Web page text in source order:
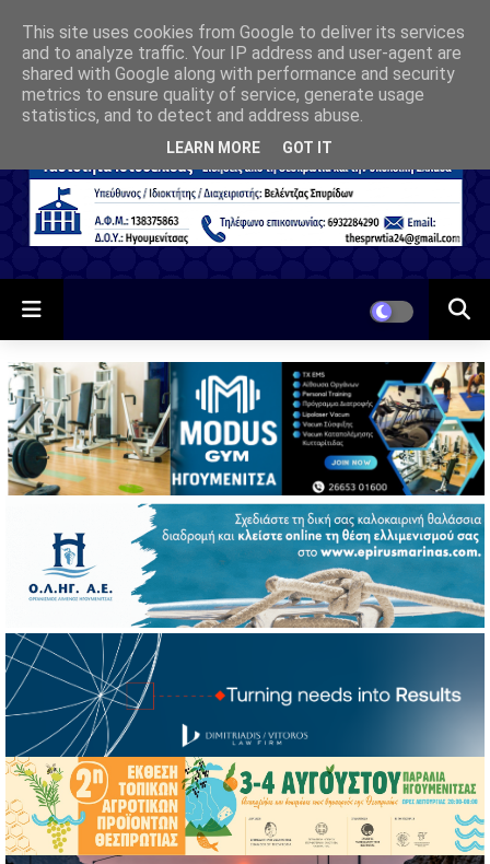
This site uses cookies from Google to deliver its services
and to analyze traffic. Your IP address and user-agent are
shared with Google along with performance and security
metrics to ensure quality of service, generate usage
statistics, and to detect and address abuse.
LEARN MORE GOT IT